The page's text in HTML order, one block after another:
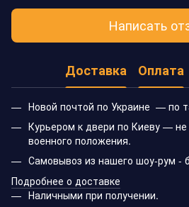
Написать
Доставка Оплата
Новой почтой по Украине — по
Курьером к двери по Киеву — не
военного положения.
Самовывоз из нашего шоу-рум -
Подробнее о доставке
Наличными при получении.